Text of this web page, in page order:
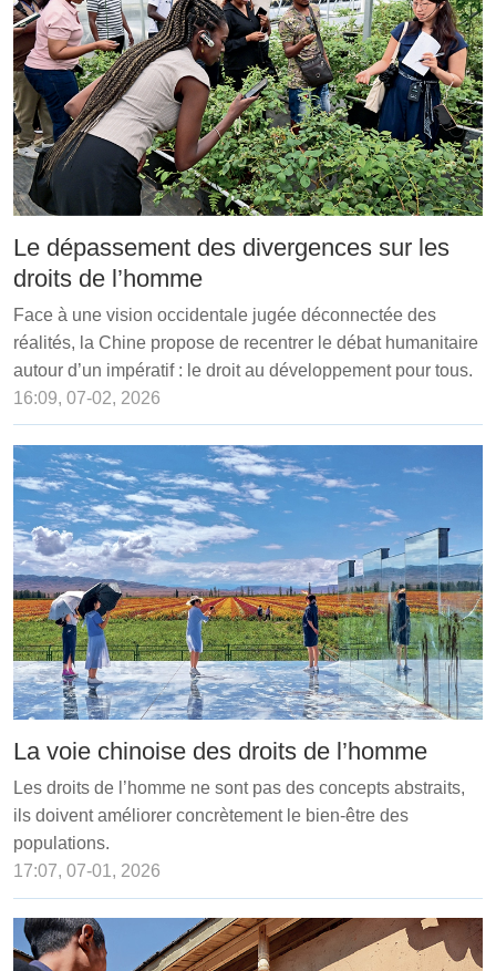
Le dépassement des divergences sur les
droits de l’homme
Face à une vision occidentale jugée déconnectée des
réalités, la Chine propose de recentrer le débat humanitaire
autour d’un impératif : le droit au développement pour tous.
16:09, 07-02, 2026
La voie chinoise des droits de l’homme
Les droits de l’homme ne sont pas des concepts abstraits,
ils doivent améliorer concrètement le bien-être des
populations.
17:07, 07-01, 2026